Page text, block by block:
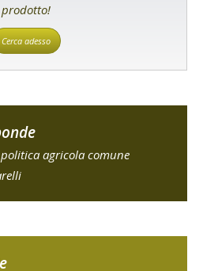
prodotto!
Cerca adesso
agricola comune